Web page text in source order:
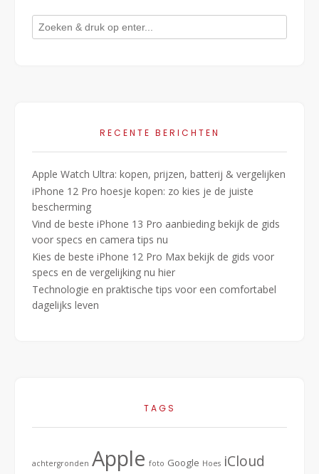
RECENTE BERICHTEN
Apple Watch Ultra: kopen, prijzen, batterij & vergelijken
iPhone 12 Pro hoesje kopen: zo kies je de juiste
bescherming
Vind de beste iPhone 13 Pro aanbieding bekijk de gids
voor specs en camera tips nu
Kies de beste iPhone 12 Pro Max bekijk de gids voor
specs en de vergelijking nu hier
Technologie en praktische tips voor een comfortabel
dagelijks leven
TAGS
achtergronden Apple foto Google Hoes iCloud